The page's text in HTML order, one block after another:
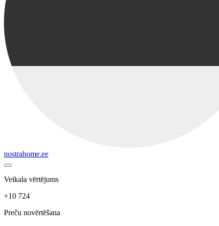
nostrahome.ee
Veikala vērtējums
+10 724
Preču novērtēšana